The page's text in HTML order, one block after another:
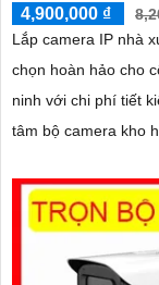
4,900,000 ₫
Lắp camera IP nhà
chọn hoàn hảo cho
ninh với chi phí tiết
tâm bộ camera kho hàng nhà xưởng công nghệ IP đảm bảo cung
camera camera IP
tuyệt đối.